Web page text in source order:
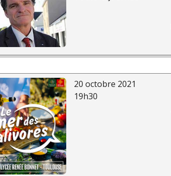
20 octobre 2021
19h30